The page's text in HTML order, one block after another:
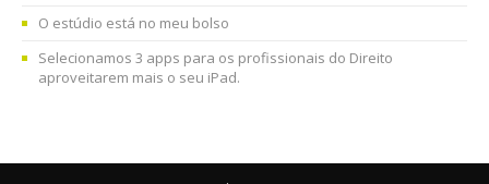
O estúdio está no meu bolso
Selecionamos 3 apps para os profissionais do Direito
aproveitarem mais o seu iPad.